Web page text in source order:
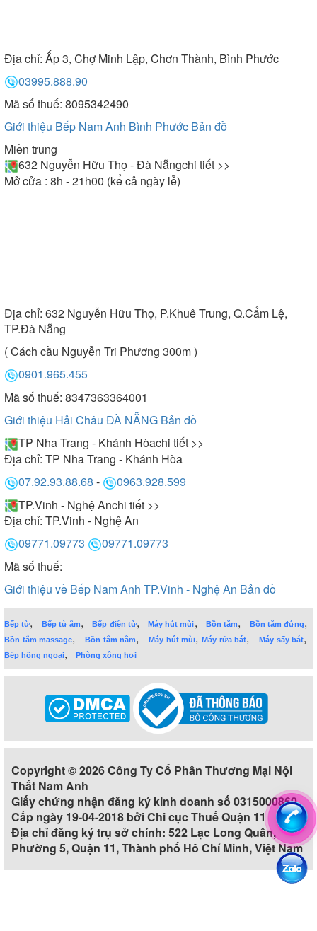
Địa chỉ: Ấp 3, Chợ Minh Lập, Chơn Thành, Bình Phước
03995.888.90
Mã số thuế: 8095342490
Giới thiệu Bếp Nam Anh Bình Phước Bản đồ
Miền trung
632 Nguyễn Hữu Thọ - Đà Nẵngchi tiết >>
Mở cửa : 8h - 21h00 (kể cả ngày lễ)
Địa chỉ: 632 Nguyễn Hữu Thọ, P.Khuê Trung, Q.Cẩm Lệ,
TP.Đà Nẵng
( Cách cầu Nguyễn Tri Phương 300m )
0901.965.455
Mã số thuế: 8347363364001
Giới thiệu Hải Châu ĐÀ NẴNG Bản đồ
TP Nha Trang - Khánh Hòachi tiết >>
Địa chỉ: TP Nha Trang - Khánh Hòa
07.92.93.88.68 -
0963.928.599
TP.Vinh - Nghệ Anchi tiết >>
Địa chỉ: TP.Vinh - Nghệ An
09771.09773
09771.09773
Mã số thuế:
Giới thiệu về Bếp Nam Anh TP.Vinh - Nghệ An Bản đồ
Bếp từ, Bếp từ âm,Bếp điện từ,Máy hút mùi, Bồn tắm, Bồn tắm đứng,
Bồn tắm massage,Bồn tắm nằm,Máy hút mùi,Máy rửa bát,Máy sấy bát,
Bếp hồng ngoại, Phòng xông hơi
Copyright © 2026 Công Ty Cổ Phần Thương Mại Nội
Thất Nam Anh
Giấy chứng nhận đăng ký kinh doanh số 0315000860
Cấp ngày 19-04-2018 bởi Chi cục Thuế Quận 11
Địa chỉ đăng ký trụ sở chính: 522 Lạc Long Quân,
Phường 5, Quận 11, Thành phố Hồ Chí Minh, Việt Nam